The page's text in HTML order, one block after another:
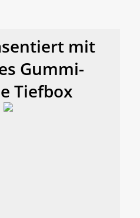
mit
Gummi-
Tiefbox